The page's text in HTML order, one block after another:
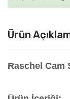
Ürün
Raschel Cam